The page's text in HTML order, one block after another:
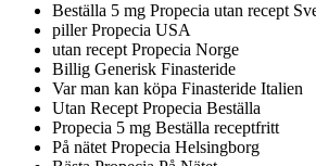
Beställa 5 mg Propecia utan recept
piller Propecia USA
utan recept Propecia Norge
Billig Generisk Finasteride
Var man kan köpa Finasteride Italien
Utan Recept Propecia Beställa
Propecia 5 mg Beställa receptfritt
På nätet Propecia Helsingborg